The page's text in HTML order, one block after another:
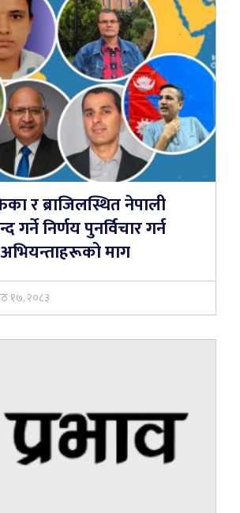
र ब्राजिलस्थित नेपाली
गर्ने निर्णय पुनर्विचार गर्न
माग
१७, २०८३